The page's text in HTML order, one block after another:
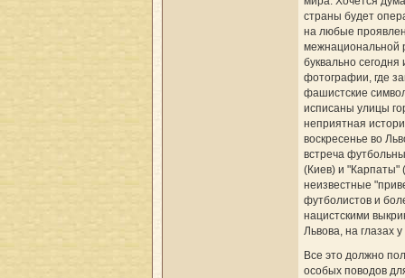
страны будет
на любые
межнациональной
буквально сегодня
фотографии, где
фашистские
исписаны улицы
неприятная
воскресенье во
встреча
(Киев) и "Карпаты"
неизвестные
футболистов и
нацистскими
Львова, на глазах
Все это должно
особых поводов